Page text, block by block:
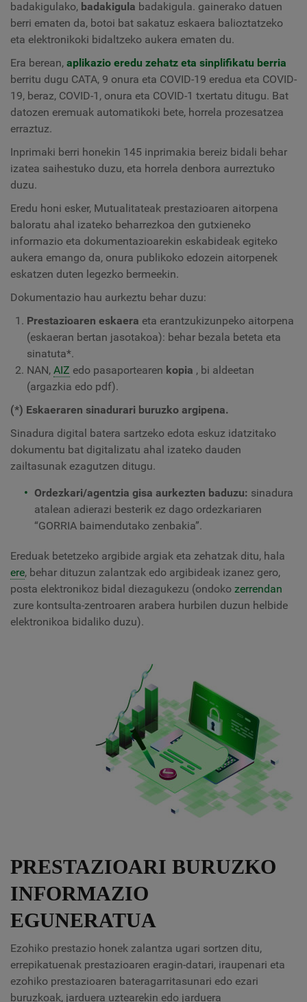
badakigulako, badakigula badakigula. gainerako datuen
berri ematen da, botoi bat sakatuz eskaera balioztatzeko
eta elektronikoki bidaltzeko aukera ematen du.
Era berean, aplikazio eredu zehatz eta sinplifikatu berria
berritu dugu CATA, 9 onura eta COVID-19 eredua eta COVID-
19, beraz, COVID-1, onura eta COVID-1 txertatu ditugu. Bat
datozen eremuak automatikoki bete, horrela prozesatzea
erraztuz.
Inprimaki berri honekin 145 inprimakia bereiz bidali behar
izatea saihestuko duzu, eta horrela denbora aurreztuko
duzu.
Eredu honi esker, Mutualitateak prestazioaren aitorpena
baloratu ahal izateko beharrezkoa den gutxieneko
informazio eta dokumentazioarekin eskabideak egiteko
aukera emango da, onura publikoko edozein aitorpenek
eskatzen duten legezko bermeekin.
Dokumentazio hau aurkeztu behar duzu:
Prestazioaren eskaera eta erantzukizunpeko aitorpena
(eskaeran bertan jasotakoa): behar bezala beteta eta
sinatuta*.
NAN, AIZ edo pasaportearen kopia , bi aldeetan
(argazkia edo pdf).
(*) Eskaeraren sinadurari buruzko argipena.
Sinadura digital batera sartzeko edota eskuz idatzitako
dokumentu bat digitalizatu ahal izateko dauden
zailtasunak ezagutzen ditugu.
Ordezkari/agentzia gisa aurkezten baduzu: sinadura
atalean adierazi besterik ez dago ordezkariaren
“GORRIA baimendutako zenbakia”.
Ereduak betetzeko argibide argiak eta zehatzak ditu, hala
ere, behar dituzun zalantzak edo argibideak izanez gero,
posta elektronikoz bidal diezagukezu (ondoko zerrendan
zure kontsulta-zentroaren arabera hurbilen duzun helbide
elektronikoa bidaliko duzu).
PRESTAZIOARI BURUZKO
INFORMAZIO
EGUNERATUA
Ezohiko prestazio honek zalantza ugari sortzen ditu,
errepikatuenak prestazioaren eragin-datari, iraupenari eta
ezohiko prestazioaren bateragarritasunari edo ezari
buruzkoak, jarduera uztearekin edo jarduera